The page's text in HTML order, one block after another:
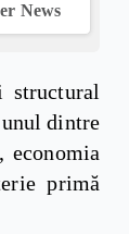
News
structural
dintre
primă